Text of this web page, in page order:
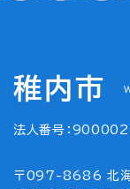
稚内市
法人番号：
〒097-8686 北海